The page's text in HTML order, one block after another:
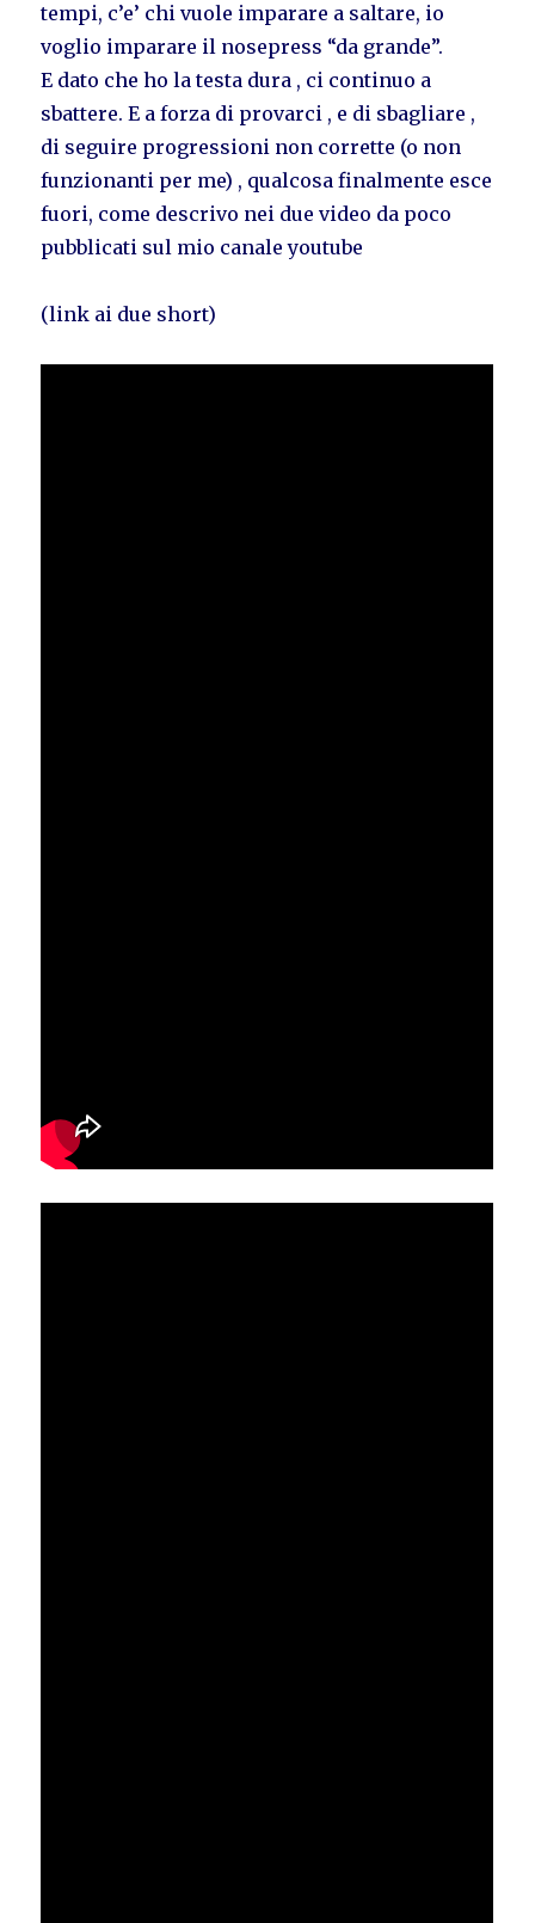
tempi, c’e’ chi vuole imparare a saltare, io
voglio imparare il nosepress “da grande”.
E dato che ho la testa dura , ci continuo a
sbattere. E a forza di provarci , e di sbagliare ,
di seguire progressioni non corrette (o non
funzionanti per me) , qualcosa finalmente esce
fuori, come descrivo nei due video da poco
pubblicati sul mio canale youtube
(link ai due short)